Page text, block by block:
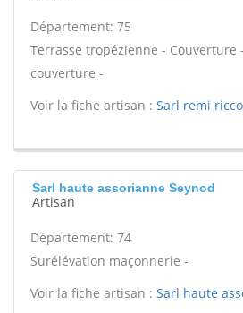
Département: 75
Terrasse tropézienne - Couverture
couverture -
Voir la fiche artisan : Sarl remi
Sarl haute assorianne Seynod
Artisan
Département: 74
Surélévation maçonnerie -
Voir la fiche artisan : Sarl haute